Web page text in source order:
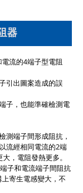
器
電流的4端子型電阻
引出圖案造成的誤
子，也能準確檢測電
測端子間形成阻抗，
流經相同電流的2端
，電阻發熱更多。
子和電流端子間阻抗
寄生電感變大，不